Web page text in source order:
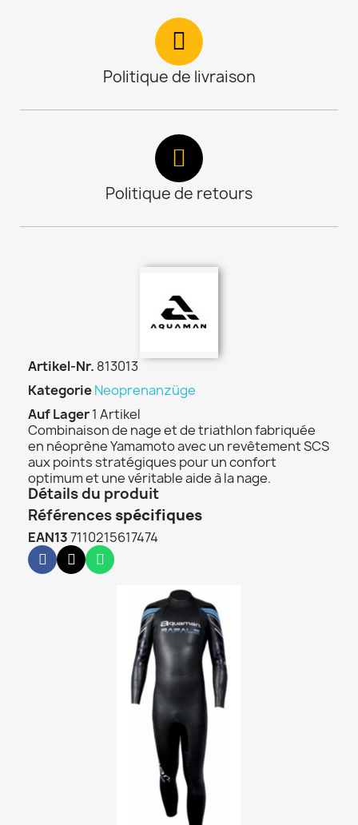
Politique de livraison
Politique de retours
Artikel-Nr. 813013
KategorieNeoprenanzüge
Auf Lager1 Artikel
Combinaison de nage et de triathlon fabriquée
en néoprène Yamamoto avec un revêtement SCS
aux points stratégiques pour un confort
optimum et une véritable aide à la nage.
Détails du produit
Références spécifiques
EAN137110215617474